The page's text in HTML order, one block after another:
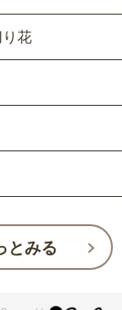
り花
とみる